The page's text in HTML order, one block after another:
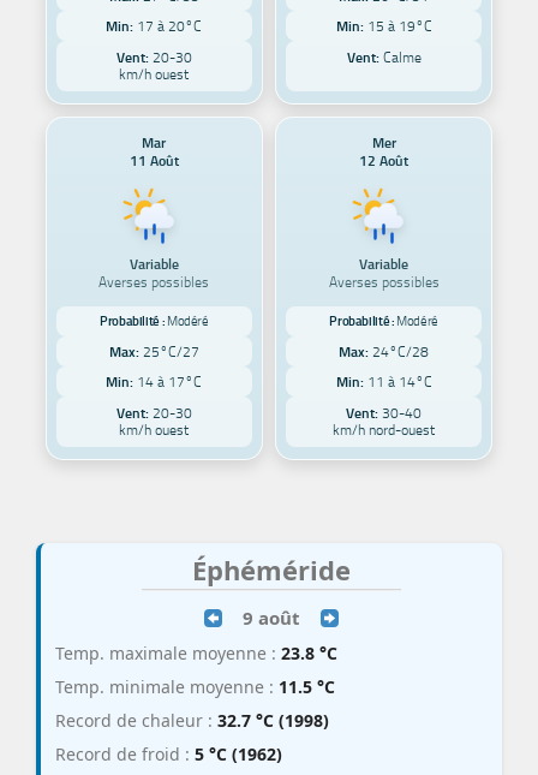
Min: 17 à 20°C
Vent:20-30
km/h ouest
Min: 15 à 19°C
Vent:Calme
Mar
11 Août
Variable
Averses possibles
Probabilité : Modéré
Max: 25°C/27
Min: 14 à 17°C
Vent:20-30
km/h ouest
Mer
12 Août
Variable
Averses possibles
Probabilité : Modéré
Max: 24°C/28
Min: 11 à 14°C
Vent: 30-40
km/h nord-ouest
Éphéméride
9 août
Temp. maximale moyenne : 23.8 °C
Temp. minimale moyenne : 11.5 °C
Record de chaleur : 32.7 °C (1998)
Record de froid : 5 °C (1962)